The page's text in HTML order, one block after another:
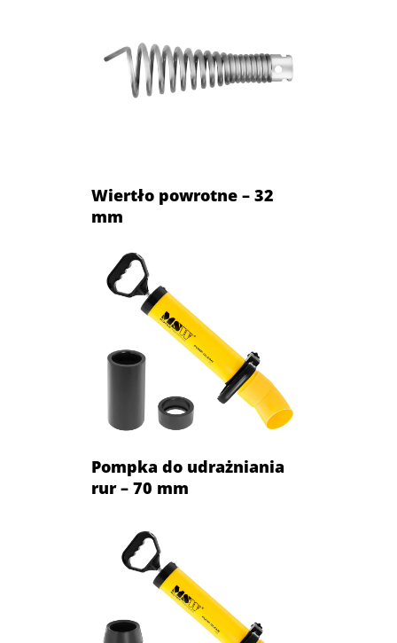
Wiertło powrotne – 32
mm
Pompka do udrażniania
rur – 70 mm